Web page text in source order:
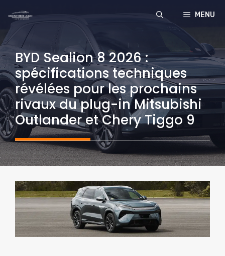
contenu
MENU
BYD Sealion 8 2026 :
spécifications techniques
révélées pour les prochains
rivaux du plug-in Mitsubishi
Outlander et Chery Tiggo 9